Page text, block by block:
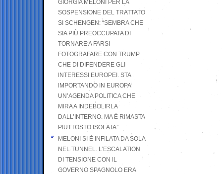
GIORGIA MELONI PER LA
SOSPENSIONE DEL TRATTATO
SI SCHENGEN: “SEMBRA CHE
SIA PIÙ PREOCCUPATA DI
TORNARE A FARSI
FOTOGRAFARE CON TRUMP
CHE DI DIFENDERE GLI
INTERESSI EUROPEI. STA
IMPORTANDO IN EUROPA
UN’AGENDA POLITICA CHE
MIRA A INDEBOLIRLA
DALL’INTERNO. MA È RIMASTA
PIUTTOSTO ISOLATA”
MELONI SI È INFILATA DA SOLA
NEL TUNNEL. L’ESCALATION
DI TENSIONE CON IL
GOVERNO SPAGNOLO ERA